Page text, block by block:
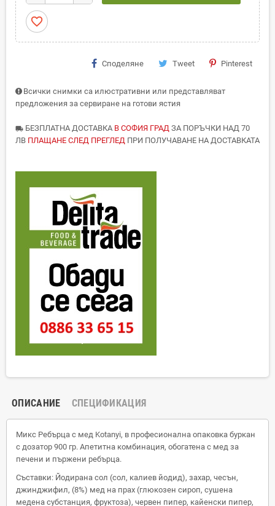
favorite_border
Споделяне Tweet Pinterest
Всички снимки са илюстративни или представляват
предложения за сервиране на готови ястия
local_shipping БЕЗПЛАТНА ДОСТАВКА В СОФИЯ ГРАД ЗА ПОРЪЧКИ НАД 70
ЛВ ПЛАЩАНЕ СЛЕД ПРЕГЛЕД ПРИ ПОЛУЧАВАНЕ НА ДОСТАВКАТА
ОПИСАНИЕ СПЕЦИФИКАЦИЯ
Микс Ребърца с мед Kotanyi, в професионална опаковка буркан
с дозатор 900 гр. Апетитна комбинация, обогатена с мед за
печени и пържени ребърца.
Съставки: Йодирана сол (сол, калиев йодид), захар, чесън,
джинджифил, (8%) мед на прах (глюкозен сироп, сушена
медена субстанция, фруктоза), червен пипер, кайенски пипер,